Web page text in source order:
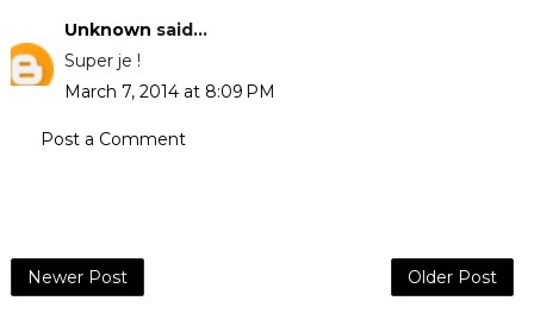
Unknown said...
Super je !
March 7, 2014 at 8:09 PM
Post a Comment
Newer Post Older Post